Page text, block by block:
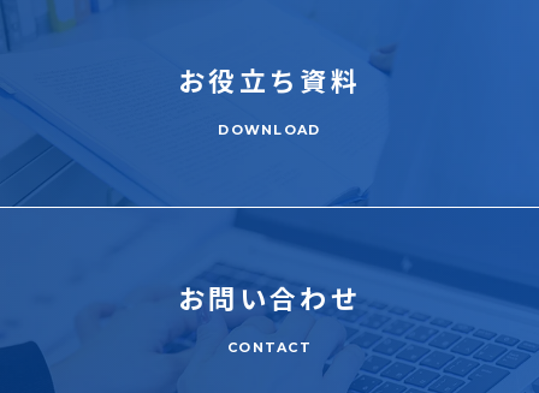
お役立ち 資料
DOWNLOAD
お問い合わせ
CONTACT